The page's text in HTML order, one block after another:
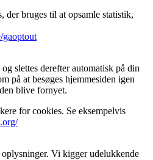
bruges til at opsamle statistik,
gaoptout
slettes derefter automatisk på din
på at besøges hjemmesiden igen
blive fornyet.
for cookies. Se eksempelvis
Vi kigger udelukkende